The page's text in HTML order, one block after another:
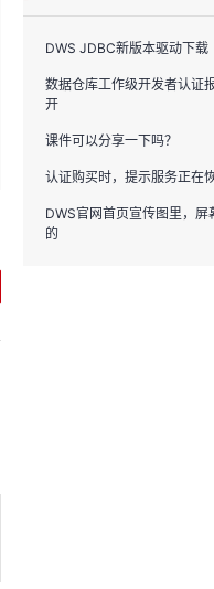
DWS JDBC新版本驱动下载
数据仓库工作级开发者认证
开
课件可以分享一下吗？
认证购买时，提示服务正在
DWS官网首页宣传图里，
的